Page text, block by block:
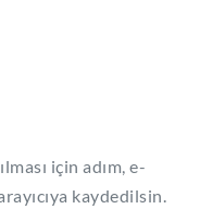
için adım, e-
kaydedilsin.